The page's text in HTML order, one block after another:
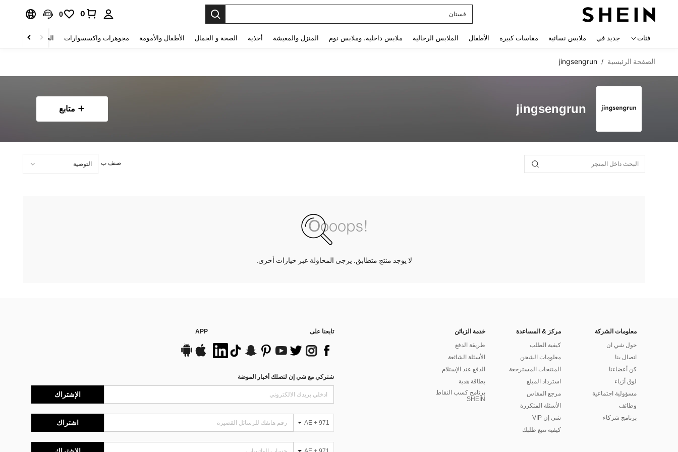
فستان
0
0
فئات جديد في ملابس نسائية مقاسات كبيرة الأطفال الملابس الرجالية ملابس داخلية، وملابس نوم المنزل والمعيشة أحذية الصحة و الجمال الأطفال والأمومة مجوهرات واكسسوارات الحقائب والأمتعة
الصفحة الرئيسية /
jingsengrun
jingsengrun متابع
صنف ب
لا يوجد منتج متطابق. يرجى المحاولة عبر خيارات أخرى.
معلومات الشركة
حول شي ان
اتصال بنا
كن أعضاءنا
لوق أزياء
مسؤولية اجتماعية
وظائف
برنامج شركاء
مركز & المساعدة
كيفية الطلب
معلومات الشحن
المنتجات المسترجعة
استرداد المبلغ
مرجع المقاس
الأسئلة المتكررة
شي إن VIP
كيفية تتبع طلبك
خدمة الزبائن
طريقة الدفع
الأسئلة الشائعة
الدفع عند الإستلام
بطاقة هدية
برنامج كسب النقاط
SHEIN
تابعنا على APP
شتركي مع شي إن لتصلك أخبار الموضة
الإشتراك
AE + 971 اشتراك